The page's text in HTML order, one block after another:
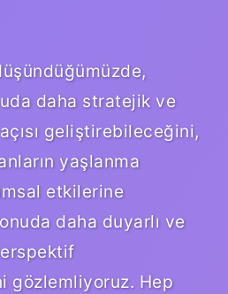
daha stratejik ve
geliştirebileceğini,
yaşlanma
etkilerine
daha duyarlı ve
gözlemliyoruz. Hep